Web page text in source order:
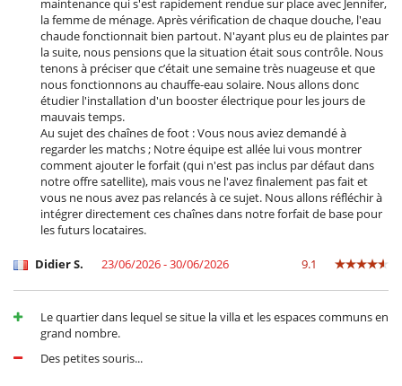
Pool house
Terraza(s)
Tumbonas en la piscina
Tumbonas en la terraza
Equipos, instalaciones, eventos
Caja fuerte
Canoa / kayak
Sistema de alarma
Niños
Los niños son bienvenidos
Silla alta
Piscina exterior
Zona de petanca
Para su comodidad y agrado
Aire acondicionado sólo en las habitaciones
maintenance qui s'est rapidement rendue sur place avec Jennifer,
la femme de ménage. Après vérification de chaque douche, l'eau
chaude fonctionnait bien partout. N'ayant plus eu de plaintes par
la suite, nous pensions que la situation était sous contrôle. Nous
tenons à préciser que c’était une semaine très nuageuse et que
nous fonctionnons au chauffe-eau solaire. Nous allons donc
étudier l'installation d'un booster électrique pour les jours de
mauvais temps.
Au sujet des chaînes de foot : Vous nous aviez demandé à
regarder les matchs ; Notre équipe est allée lui vous montrer
comment ajouter le forfait (qui n'est pas inclus par défaut dans
notre offre satellite), mais vous ne l'avez finalement pas fait et
vous ne nous avez pas relancés à ce sujet. Nous allons réfléchir à
intégrer directement ces chaînes dans notre forfait de base pour
les futurs locataires.
Didier S. 23/06/2026 - 30/06/2026 9.1
Le quartier dans lequel se situe la villa et les espaces communs en
grand nombre.
Des petites souris...